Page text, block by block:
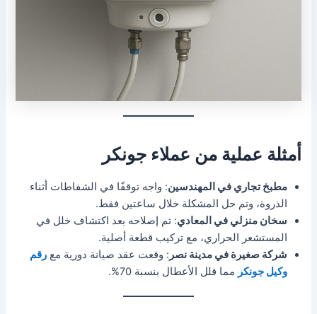
أمثلة عملية من عملاء جونكر
مطبخ تجاري في المهندسين: واجه توقفًا في الشفاطات أثناء
الذروة، وتم حل المشكلة خلال ساعتين فقط.
سخان منزلي في المعادي: تم إصلاحه بعد اكتشاف خلل في
المستشعر الحراري، مع تركيب قطعة أصلية.
شركة صغيرة في مدينة نصر : وقعت عقد صيانة دورية معرقم
وكيل جونكر مما قلل الأعطال بنسبة 70%.